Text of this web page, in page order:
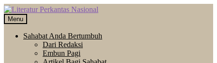
Skip
to
navigation
Langsung
ke
isi
Menu
Sahabat Anda Bertumbuh
Dari Redaksi
Embun Pagi